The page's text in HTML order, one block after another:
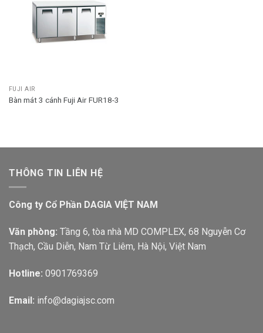
FUJI AIR
Bàn mát 3 cánh Fuji Air FUR18-3
THÔNG TIN LIÊN HỆ
Công ty Cổ Phần DAGIA VIỆT NAM
Văn phòng: Tầng 6, tòa nhà MD COMPLEX, 68 Nguyễn Cơ
Thạch, Cầu Diễn, Nam Từ Liêm, Hà Nội, Việt Nam
Hotline: 0901769369
Email: info@dagiajsc.com